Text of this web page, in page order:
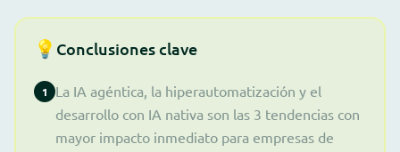
💡 Conclusiones clave
1
La IA agéntica, la hiperautomatización y el
desarrollo con IA nativa son las 3 tendencias con
mayor impacto inmediato para empresas de